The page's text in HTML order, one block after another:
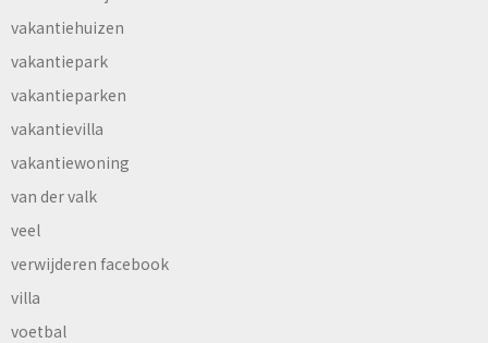
vakantiehuizen
vakantiepark
vakantieparken
vakantievilla
vakantiewoning
van der valk
veel
verwijderen facebook
villa
voetbal